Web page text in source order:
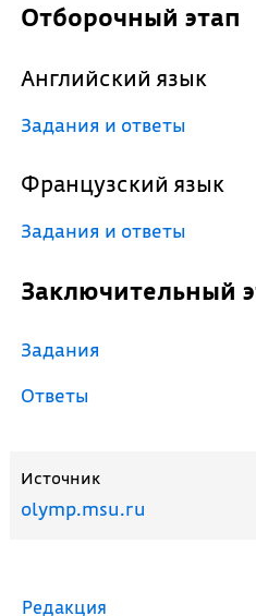
Отборочный этап
Английский язык
Задания и ответы
Французский язык
Задания и ответы
Заключительный
Задания
Ответы
Источник
olymp.msu.ru
Редакция